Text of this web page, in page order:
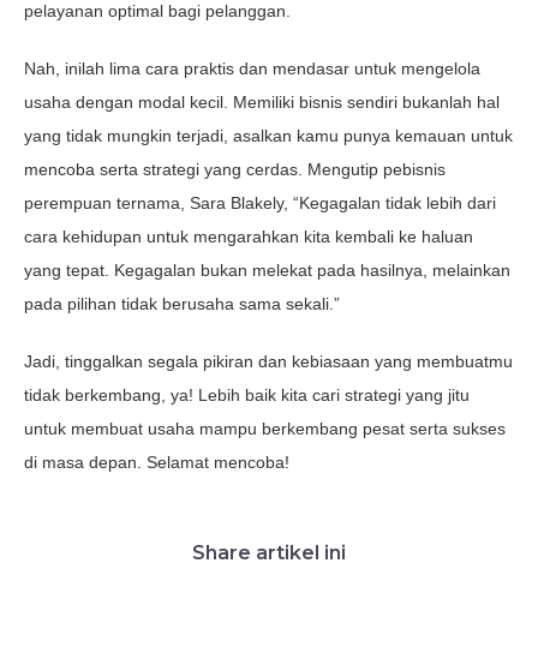
pelayanan optimal bagi pelanggan.
Nah, inilah lima cara praktis dan mendasar untuk mengelola
usaha dengan modal kecil. Memiliki bisnis sendiri bukanlah hal
yang tidak mungkin terjadi, asalkan kamu punya kemauan untuk
mencoba serta strategi yang cerdas. Mengutip pebisnis
perempuan ternama, Sara Blakely, “Kegagalan tidak lebih dari
cara kehidupan untuk mengarahkan kita kembali ke haluan
yang tepat. Kegagalan bukan melekat pada hasilnya, melainkan
pada pilihan tidak berusaha sama sekali.”
Jadi, tinggalkan segala pikiran dan kebiasaan yang membuatmu
tidak berkembang, ya! Lebih baik kita cari strategi yang jitu
untuk membuat usaha mampu berkembang pesat serta sukses
di masa depan. Selamat mencoba!
Share artikel ini